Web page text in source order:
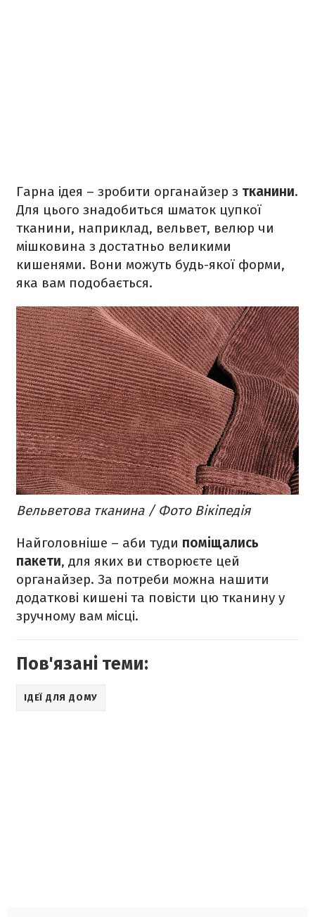
Гарна ідея – зробити органайзер з тканини.
Для цього знадобиться шматок цупкої
тканини, наприклад, вельвет, велюр чи
мішковина з достатньо великими
кишенями. Вони можуть будь-якої форми,
яка вам подобається.
Вельветова тканина / Фото Вікіпедія
Найголовніше – аби туди поміщались
пакети, для яких ви створюєте цей
органайзер. За потреби можна нашити
додаткові кишені та повісти цю тканину у
зручному вам місці.
Пов'язані теми:
ІДЕЇ ДЛЯ ДОМУ